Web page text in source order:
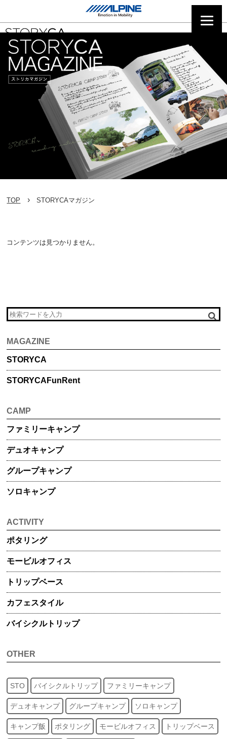
TOP STORYCAマガジン
MAGAZINE
STORYCA
STORYCA FunRent
CAMP
ファミリーキャンプ
デュオキャンプ
グループキャンプ
ソロキャンプ
ACTIVITY
ポタリング
モービルオフィス
トリップベース
カフェスタイル
バイシクルトリップ
OTHER
STO バイシクルトリップ ファミリーキャンプ
デュオキャンプ グループキャンプ ソロキャンプ
キャンプ飯 ポタリング モービルオフィス トリップベース
コンテンツは見つかりません。